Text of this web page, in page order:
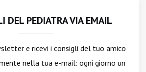
DEL PEDIATRA VIA EMAIL
e ricevi i consigli del tuo amico
nella tua e-mail: ogni giorno un